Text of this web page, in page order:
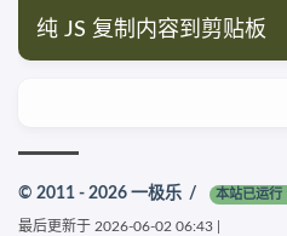
纯 JS 复制内容到剪贴板
© 2011 - 2026 一极乐 / 本站已运行
最后更新于 2026-06-02 06:43